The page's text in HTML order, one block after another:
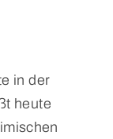
in der
heute